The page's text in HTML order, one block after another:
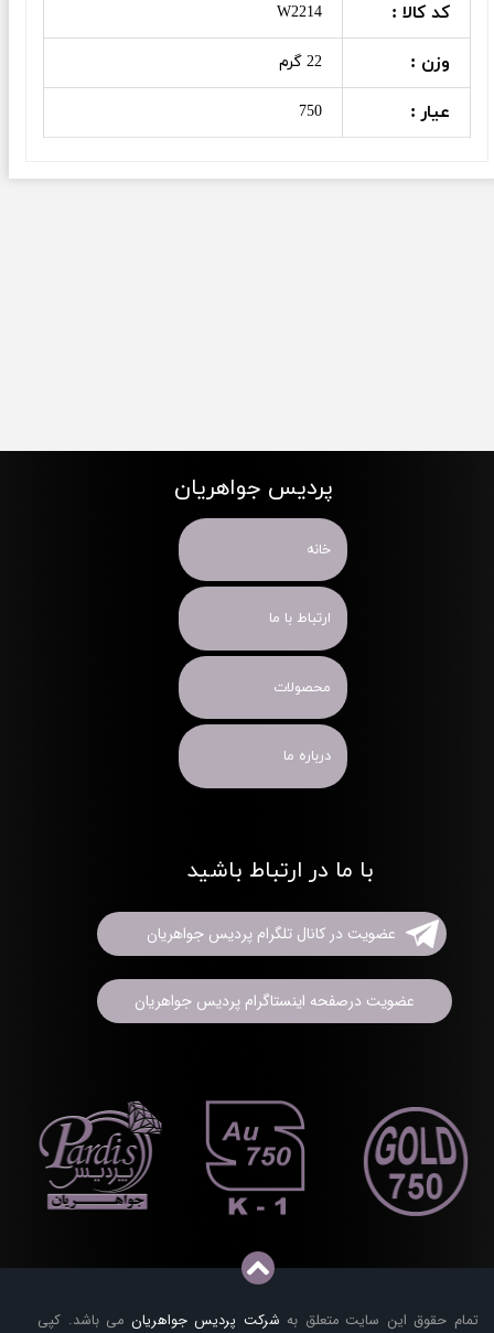
کد کالا : W2214
وزن : 22 گرم
عیار : 750
تمام حقوق این سایت متعلق به شرکت پردیس جواهریان می باشد. کپی
پردیس جواهریان
خانه
ارتباط با ما
محصولات
درباره ما
با ما در ارتباط باشید
عضویت در کانال تلگرام پردیس جواهریان
عضویت درصفحه اینستاگرام پردیس جواهریان